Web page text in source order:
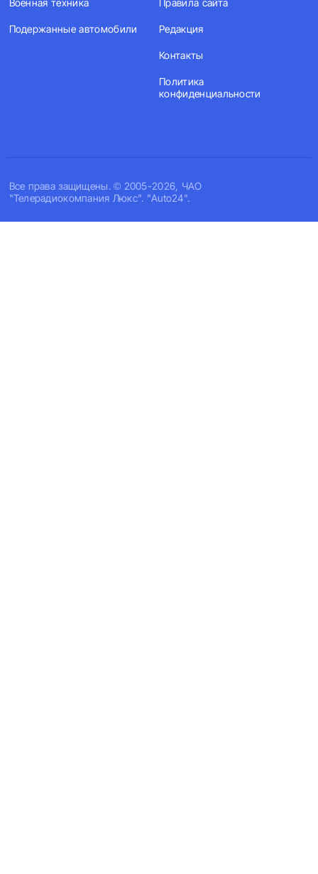
Все права защищены. © 2005-2026, ЧАО
"Телерадиокомпания Люкс". "Auto24".
Военная техника
Подержанные автомобили
Правила сайта
Редакция
Контакты
Политика
конфиденциальности